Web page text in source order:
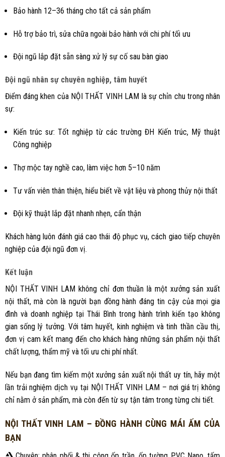
Bảo hành 12–36 tháng cho tất cả sản phẩm
Hỗ trợ bảo trì, sửa chữa ngoài bảo hành với chi phí tối ưu
Đội ngũ lắp đặt sẵn sàng xử lý sự cố sau bàn giao
Đội ngũ nhân sự chuyên nghiệp, tâm huyết
Điểm đáng khen của NỘI THẤT VINH LAM là sự chỉn chu trong nhân
sự:
Kiến trúc sư: Tốt nghiệp từ các trường ĐH Kiến trúc, Mỹ thuật
Công nghiệp
Thợ mộc tay nghề cao, làm việc hơn 5–10 năm
Tư vấn viên thân thiện, hiểu biết về vật liệu và phong thủy nội thất
Đội kỹ thuật lắp đặt nhanh nhẹn, cẩn thận
Khách hàng luôn đánh giá cao thái độ phục vụ, cách giao tiếp chuyên
nghiệp của đội ngũ đơn vị.
Kết luận
NỘI THẤT VINH LAM không chỉ đơn thuần là một xưởng sản xuất
nội thất, mà còn là người bạn đồng hành đáng tin cậy của mọi gia
đình và doanh nghiệp tại Thái Bình trong hành trình kiến tạo không
gian sống lý tưởng. Với tâm huyết, kinh nghiệm và tinh thần cầu thị,
đơn vị cam kết mang đến cho khách hàng những sản phẩm nội thất
chất lượng, thẩm mỹ và tối ưu chi phí nhất.
Nếu bạn đang tìm kiếm một xưởng sản xuất nội thất uy tín, hãy một
lần trải nghiệm dịch vụ tại NỘI THẤT VINH LAM – nơi giá trị không
chỉ nằm ở sản phẩm, mà còn đến từ sự tận tâm trong từng chi tiết.
NỘI THẤT VINH LAM – ĐỒNG HÀNH CÙNG MÁI ẤM CỦA
BẠN